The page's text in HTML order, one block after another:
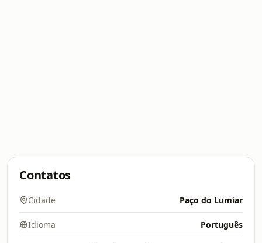
Contatos
Cidade Paço do Lumiar
Idioma Português